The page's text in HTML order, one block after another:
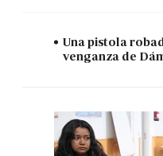
Una pistola
venganza de